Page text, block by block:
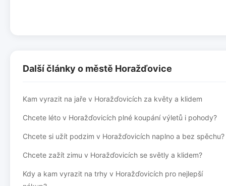
Další články o městě Horažďovice
Kam vyrazit na jaře v Horažďovicích za květy a klidem
Chcete léto v Horažďovicích plné koupání výletů i pohody?
Chcete si užít podzim v Horažďovicích naplno a bez spěchu?
Chcete zažít zimu v Horažďovicích se světly a klidem?
Kdy a kam vyrazit na trhy v Horažďovicích pro nejlepší